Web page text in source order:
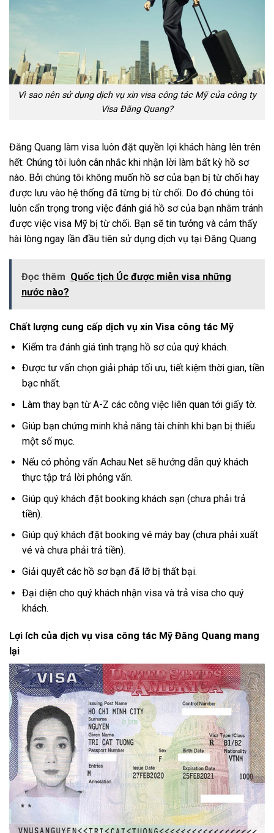
Vì sao nên sử dụng dịch vụ xin visa công tác Mỹ của công ty
Visa Đăng Quang?
Đăng Quang làm visa luôn đặt quyền lợi khách hàng lên trên
hết: Chúng tôi luôn cân nhắc khi nhận lời làm bất kỳ hồ sơ
nào. Bởi chúng tôi không muốn hồ sơ của bạn bị từ chối hay
được lưu vào hệ thống đã từng bị từ chối. Do đó chúng tôi
luôn cẩn trọng trong việc đánh giá hồ sơ của bạn nhằm tránh
được việc visa Mỹ bị từ chối. Bạn sẽ tin tưởng và cảm thấy
hài lòng ngay lần đầu tiên sử dụng dịch vụ tại Đăng Quang
Đọc thêm Quốc tịch Úc được miễn visa những
nước nào?
Chất lượng cung cấp dịch vụ xin Visa công tác Mỹ
Kiểm tra đánh giá tình trạng hồ sơ của quý khách.
Được tư vấn chọn giải pháp tối ưu, tiết kiệm thời gian, tiền
bạc nhất.
Làm thay bạn từ A-Z các công việc liên quan tới giấy tờ.
Giúp bạn chứng minh khả năng tài chính khi bạn bị thiếu
một số mục.
Nếu có phỏng vấn Achau.Net sẽ hướng dẫn quý khách
thực tập trả lời phỏng vấn.
Giúp quý khách đặt booking khách sạn (chưa phải trả
tiền).
Giúp quý khách đặt booking vé máy bay (chưa phải xuất
vé và chưa phải trả tiền).
Giải quyết các hồ sơ bạn đã lỡ bị thất bại.
Đại diện cho quý khách nhận visa và trả visa cho quý
khách.
Lợi ích của dịch vụ visa công tác Mỹ Đăng Quang mang
lại